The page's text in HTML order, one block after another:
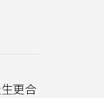
更合